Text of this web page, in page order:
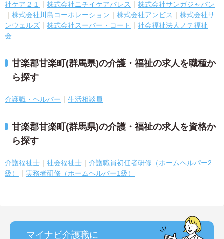
社ケア２１
株式会社ニチイケアパレス
株式会社サンガジャパン
株式会社川島コーポレーション
株式会社アンビス
株式会社サ
ンウェルズ
株式会社スーパー・コート
社会福祉法人ノテ福祉
会
甘楽郡甘楽町(群馬県)の介護・福祉の求人を職種か
ら探す
介護職・ヘルパー 生活相談員
甘楽郡甘楽町(群馬県)の介護・福祉の求人を資格か
ら探す
介護福祉士 社会福祉士
介護職員初任者研修（ホームヘルパー2
級）
実務者研修（ホームヘルパー1級）
マイナビ介護職に